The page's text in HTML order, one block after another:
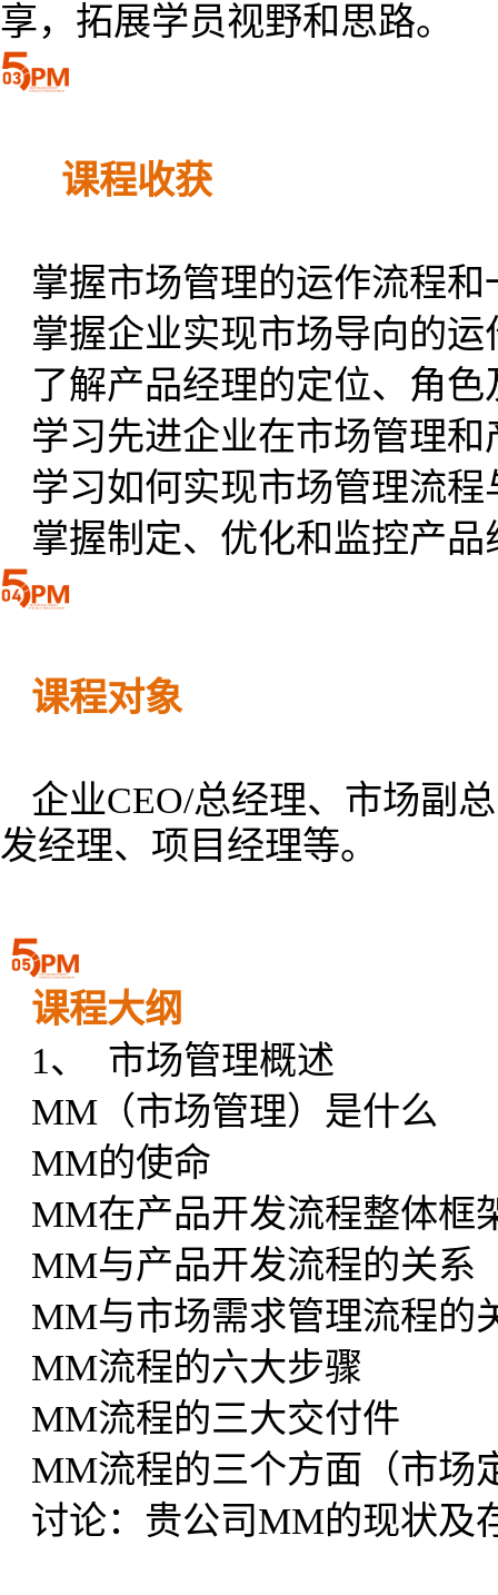
享，拓展学员视野和思路。
课程收获
掌握市场管理的运作流程
掌握企业实现市场导向的
了解产品经理的定位、角色
学习先进企业在市场管理
学习如何实现市场管理流
掌握制定、优化和监控产
课程对象
企业CEO/总经理、市场副
发经理、项目经理等。
课程大纲
1、 市场管理概述
MM（市场管理）是什么
MM的使命
MM在产品开发流程整体框
MM与产品开发流程的关系
MM与市场需求管理流程的
MM流程的六大步骤
MM流程的三大交付件
MM流程的三个方面（市场
讨论：贵公司MM的现状及